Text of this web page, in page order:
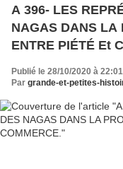
A 396- LES
NAGAS DANS LA PROVINCE DE MUKDAHAN,
ENTRE PIÉTÉ Et
Publié le 28/10/2020 à 22:01
Par grande-et-petites-